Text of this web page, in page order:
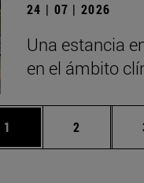
24 | 07 | 2026
Una estancia
en el ámbito
Página
1 Página
2